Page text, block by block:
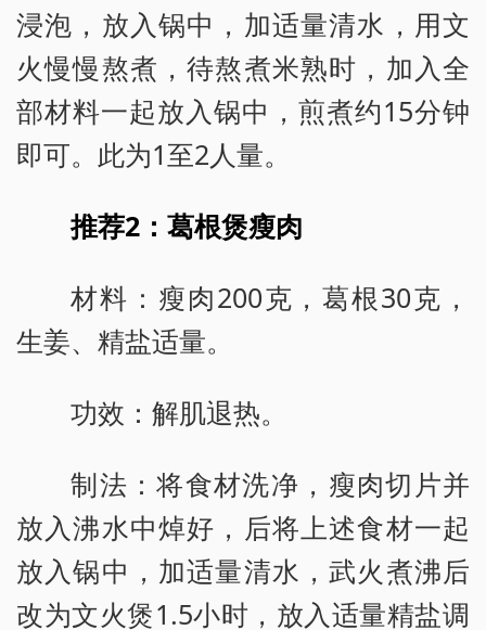
浸泡，放入锅中，加适量清水，用文
火慢慢熬煮，待熬煮米熟时，加入全
部材料一起放入锅中，煎煮约15分钟
即可。此为1至2人量。
推荐2：葛根煲瘦肉
材料：瘦肉200克，葛根30克，
生姜、精盐适量。
功效：解肌退热。
制法：将食材洗净，瘦肉切片并
放入沸水中焯好，后将上述食材一起
放入锅中，加适量清水，武火煮沸后
改为文火煲1.5小时，放入适量精盐调